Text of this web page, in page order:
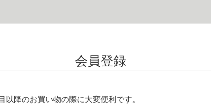
会員登録
降のお買い物の際に大変便利です。